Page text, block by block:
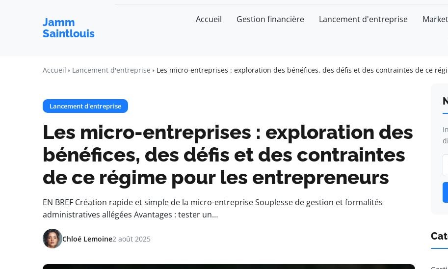
Jamm
Saintlouis
Accueil Gestion financière Lancement d'entreprise
Accueil Lancement d'entreprise Les micro-entreprises : exploration des bénéfices, des défis et des contraintes de ce
Lancement d'entreprise
Les micro-entreprises : exploration des
bénéfices, des défis et des contraintes
de ce régime pour les entrepreneurs
EN BREF Création rapide et simple de la micro-entreprise Souplesse de gestion et formalités
administratives allégées Avantages : tester un…
Chloé Lemoine2 août 2025